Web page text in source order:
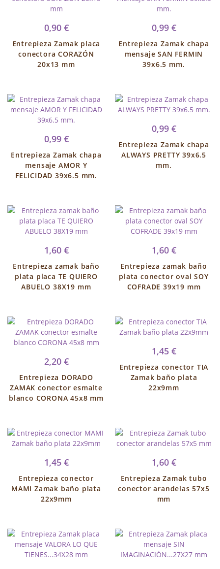
0,90 €
Entrepieza Zamak placa
conectora CORAZÓN
20x13 mm
0,99 €
Entrepieza Zamak chapa
mensaje SAN FERMIN
39x6.5 mm.
0,99 €
Entrepieza Zamak chapa
mensaje AMOR Y
FELICIDAD 39x6.5 mm.
0,99 €
Entrepieza Zamak chapa
ALWAYS PRETTY 39x6.5
mm.
1,60 €
Entrepieza zamak baño
plata placa TE QUIERO
ABUELO 38X19 mm
1,60 €
Entrepieza zamak baño
plata conector oval SOY
COFRADE 39x19 mm
2,20 €
Entrepieza DORADO
ZAMAK conector esmalte
blanco CORONA 45x8 mm
1,45 €
Entrepieza conector TIA
Zamak baño plata
22x9mm
1,45 €
Entrepieza conector
MAMI Zamak baño plata
22x9mm
1,60 €
Entrepieza Zamak tubo
conector arandelas 57x5
mm